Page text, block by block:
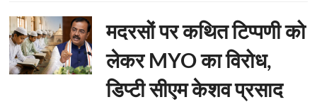
मदरसों पर कथित टिप्पणी को
लेकर MYO का विरोध,
डिप्टी सीएम केशव प्रसाद